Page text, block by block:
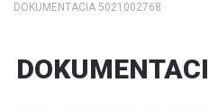
DOKUMENTACIA 5021002768